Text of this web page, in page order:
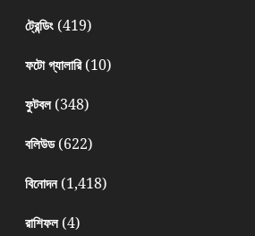
ট্রেন্ডিং(419)
ফটো গ্যালারি(10)
ফুটবল(348)
বলিউড(622)
বিনোদন(1,418)
রাশিফল(4)